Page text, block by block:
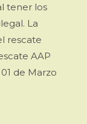
tener los
La
rescate
AAP
de Marzo